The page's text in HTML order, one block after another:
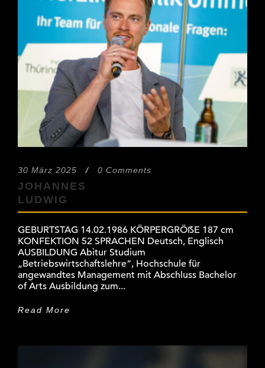
30 März 2025 / 0 Comments
JOHANNES
LUDWIG
GEBURTSTAG 14.02.1986 KÖRPERGRÖẞE 187 cm
KONFEKTION 52 SPRACHEN Deutsch, Englisch
AUSBILDUNG Abitur Studium
„Betriebswirtschaftslehre“, Hochschule für
angewandtes Management mit Abschluss Bachelor
of Arts Ausbildung zum...
Read More